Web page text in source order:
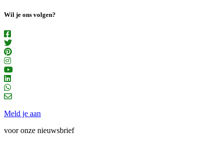
Wil je ons volgen?
Meld je aan
voor onze nieuwsbrief